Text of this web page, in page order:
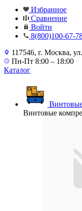
Избранное
Сравнение
Войти
8(800)100-67-
117546, г. Москва,
Пн-Пт 8:00 – 18:00
Каталог
Винтовые